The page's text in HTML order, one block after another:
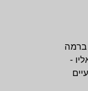
ברמה
-